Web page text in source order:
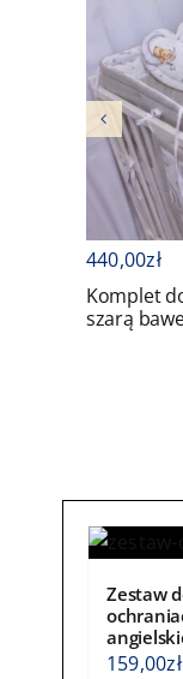
440,00zł
Komplet
szarą
Zestaw
159,00zł